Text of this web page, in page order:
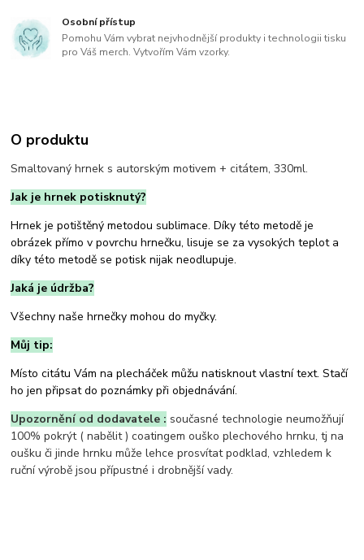
Osobní přístup
Pomohu Vám vybrat nejvhodnější produkty i technologii tisku
pro Váš merch. Vytvořím Vám vzorky.
O produktu
Smaltovaný hrnek s autorským motivem + citátem, 330ml.
Jak je hrnek potisknutý?
Hrnek je potištěný metodou sublimace. Díky této metodě je
obrázek přímo v povrchu hrnečku, lisuje se za vysokých teplot a
díky této metodě se potisk nijak neodlupuje.
Jaká je údržba?
Všechny naše hrnečky mohou do myčky.
Můj tip:
Místo citátu Vám na plecháček můžu natisknout vlastní text. Stačí
ho jen připsat do poznámky při objednávání.
Upozornění od dodavatele : současné technologie neumožňují
100% pokrýt ( nabělit ) coatingem ouško plechového hrnku, tj na
oušku či jinde hrnku může lehce prosvítat podklad, vzhledem k
ruční výrobě jsou přípustné i drobnější vady.